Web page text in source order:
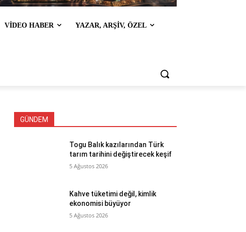
VİDEO HABER YAZAR, ARŞİV, ÖZEL
GÜNDEM
Togu Balık kazılarından Türk
tarım tarihini değiştirecek keşif
5 Ağustos 2026
Kahve tüketimi değil, kimlik
ekonomisi büyüyor
5 Ağustos 2026